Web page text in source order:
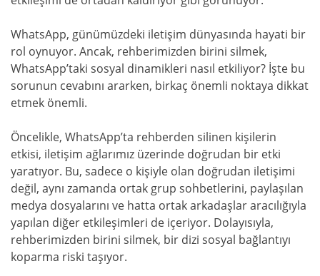
WhatsApp, günümüzdeki iletişim dünyasında hayati bir
rol oynuyor. Ancak, rehberimizden birini silmek,
WhatsApp’taki sosyal dinamikleri nasıl etkiliyor? İşte bu
sorunun cevabını ararken, birkaç önemli noktaya dikkat
etmek önemli.
Öncelikle, WhatsApp’ta rehberden silinen kişilerin
etkisi, iletişim ağlarımız üzerinde doğrudan bir etki
yaratıyor. Bu, sadece o kişiyle olan doğrudan iletişimi
değil, aynı zamanda ortak grup sohbetlerini, paylaşılan
medya dosyalarını ve hatta ortak arkadaşlar aracılığıyla
yapılan diğer etkileşimleri de içeriyor. Dolayısıyla,
rehberimizden birini silmek, bir dizi sosyal bağlantıyı
koparma riski taşıyor.